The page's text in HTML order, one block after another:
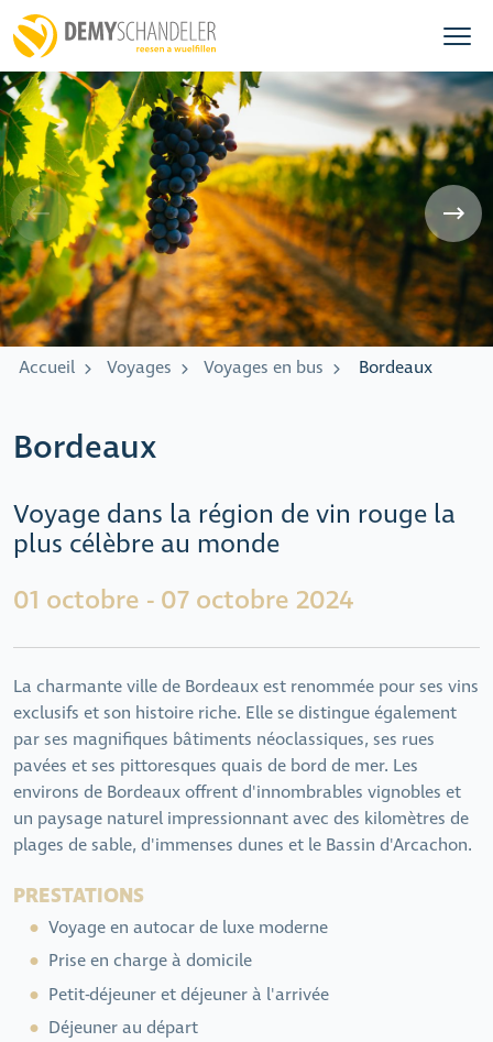
Accueil Voyages Voyages en bus Bordeaux
Bordeaux
Voyage dans la région de vin rouge la
plus célèbre au monde
01 octobre - 07 octobre 2024
La charmante ville de Bordeaux est renommée pour ses vins
exclusifs et son histoire riche. Elle se distingue également
par ses magnifiques bâtiments néoclassiques, ses rues
pavées et ses pittoresques quais de bord de mer. Les
environs de Bordeaux offrent d'innombrables vignobles et
un paysage naturel impressionnant avec des kilomètres de
plages de sable, d'immenses dunes et le Bassin d'Arcachon.
PRESTATIONS
Voyage en autocar de luxe moderne
Prise en charge à domicile
Petit-déjeuner et déjeuner à l'arrivée
Déjeuner au départ